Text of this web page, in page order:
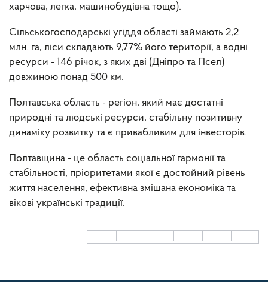
харчова, легка, машинобудівна тощо).
Сільськогосподарські угіддя області займають 2,2
млн. га, ліси складають 9,77% його території, а водні
ресурси - 146 річок, з яких дві (Дніпро та Псел)
довжиною понад 500 км.
Полтавська область - регіон, який має достатні
природні та людські ресурси, стабільну позитивну
динаміку розвитку та є привабливим для інвесторів.
Полтавщина - це область соціальної гармонії та
стабільності, пріоритетами якої є достойний рівень
життя населення, ефективна змішана економіка та
вікові українські традиції.